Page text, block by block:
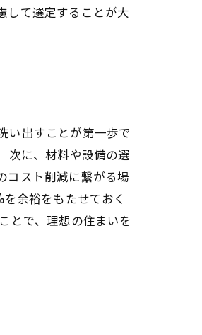
して選定することが大
い出すことが第一歩で
次に、材料や設備の選
コスト削減に繋がる場
余裕をもたせておく
とで、理想の住まいを